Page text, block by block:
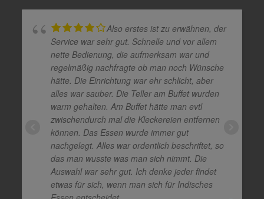
Also erstes ist zu erwähnen, der
Service war sehr gut. Schnelle und vor allem
nette Bedienung, die aufmerksam war und
regelmäßig nachfragte ob man noch Wünsche
hätte. Die Einrichtung war ehr schlicht, aber
alles war sauber. Die Teller am Buffet wurden
warm gehalten. Am Buffet hätte man evtl
zwischendurch mal die Kleckereien entfernen
können. Das Essen wurde immer gut
nachgelegt. Alles war ordentlich beschriftet, so
das man wusste was man sich nimmt. Die
Auswahl war sehr gut. Ich denke jeder findet
etwas für sich, wenn man sich für Indisches